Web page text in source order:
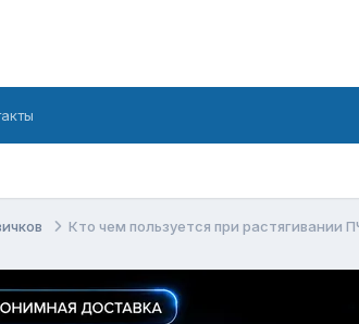
Кто чем пользуется при растягивании